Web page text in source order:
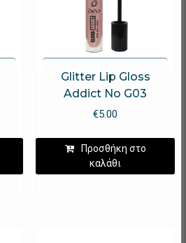
Glitter Lip Gloss
Addict No G03
€5.00
Προσθήκη στο
καλάθι